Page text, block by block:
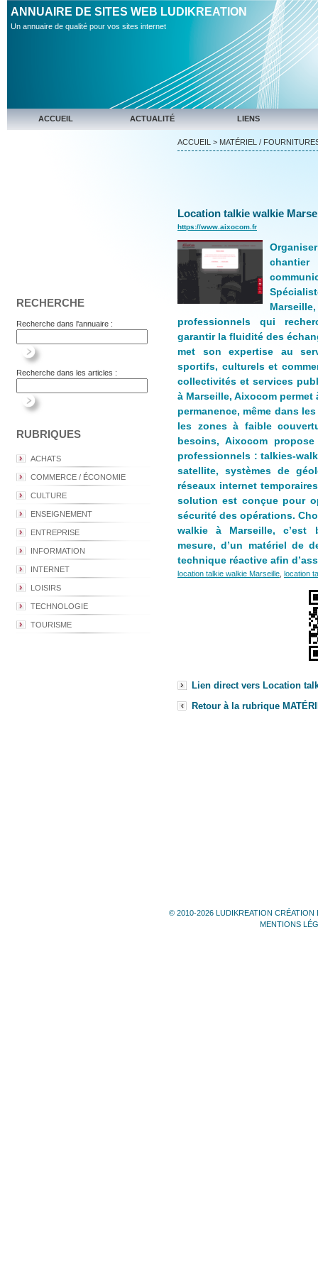
ANNUAIRE DE SITES WEB LUDIKREATION
Un annuaire de qualité pour vos sites internet
ACCUEIL ACTUALITÉ LIENS
RECHERCHE
Recherche dans l'annuaire :
Recherche dans les articles :
RUBRIQUES
ACHATS
COMMERCE / ÉCONOMIE
CULTURE
ENSEIGNEMENT
ENTREPRISE
INFORMATION
INTERNET
LOISIRS
TECHNOLOGIE
TOURISME
ACCUEIL > MATÉRIEL /
Location talkie walkie
https://www.aixocom.fr
professionnels qui
garantir la fluidité des
met son expertise au
sportifs, culturels et
collectivités et services
à Marseille, Aixocom
permanence, même dans
les zones à faible
besoins, Aixocom
professionnels : talkies-
satellite, systèmes de
réseaux internet
solution est conçue pour
sécurité des opérations.
walkie à Marseille, c’est
mesure, d’un matériel de
technique réactive afin
location talkie walkie Marseille location
Lien direct vers Location
Retour à la rubrique
© 2010-2026 LUDIKREATION CRÉATION
MENTIONS